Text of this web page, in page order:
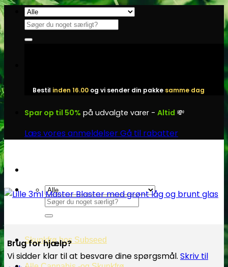
Fortsæt
indhold
Søg
efter:
Bestil inden 16.00 og vi sender din pakke samme dag
Spar op til 50% på udvalgte varer - Altid 💸
Læs vores anmeldelserGå til rabatter
Søg
efter:
Skunkfrø hos Subseed
Brug for hjælp?
Vi sidder klar til at besvare dine spørgsmål. Skriv til